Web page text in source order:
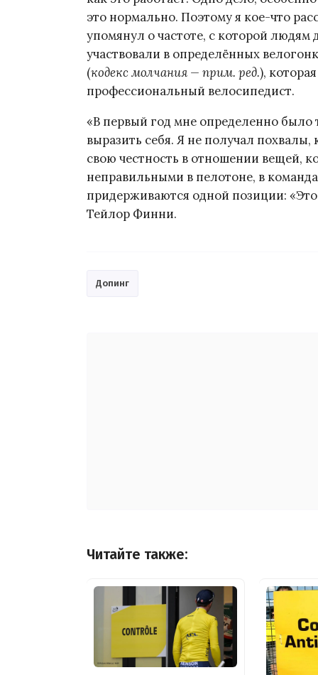
это нормально. Поэтому я кое-что
упомянул о частоте, с которой
участвовали в определённых
(кодекс молчания — прим. ред.),
профессиональный велосипедист.
«В первый год мне определенно было
выразить себя. Я не получал
свою честность в отношении вещей,
неправильными в пелотоне, в
придерживаются одной позиции:
Тейлор Финни.
Допинг
Читайте также: